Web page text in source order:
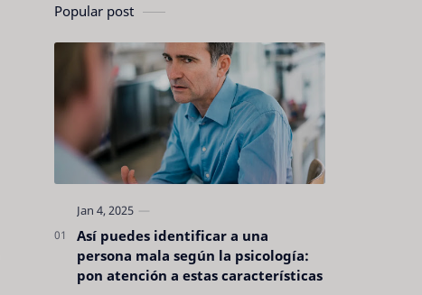
Popular post
Así puedes identificar a una
persona mala según la psicología:
pon atención a estas características